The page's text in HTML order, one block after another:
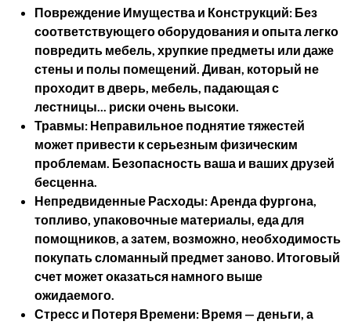
Повреждение Имущества и Конструкций: Без
соответствующего оборудования и опыта легко
повредить мебель, хрупкие предметы или даже
стены и полы помещений. Диван, который не
проходит в дверь, мебель, падающая с
лестницы... риски очень высоки.
Травмы: Неправильное поднятие тяжестей
может привести к серьезным физическим
проблемам. Безопасность ваша и ваших друзей
бесценна.
Непредвиденные Расходы:Аренда фургона,
топливо, упаковочные материалы, еда для
помощников, а затем, возможно, необходимость
покупать сломанный предмет заново. Итоговый
счет может оказаться намного выше
ожидаемого.
Стресс и Потеря Времени: Время — деньги, а